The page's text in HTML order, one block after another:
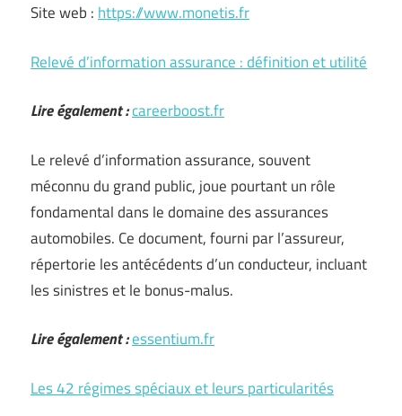
Site web : https://www.monetis.fr
Relevé d’information assurance : définition et utilité
Lire également :careerboost.fr
Le relevé d’information assurance, souvent
méconnu du grand public, joue pourtant un rôle
fondamental dans le domaine des assurances
automobiles. Ce document, fourni par l’assureur,
répertorie les antécédents d’un conducteur, incluant
les sinistres et le bonus-malus.
Lire également :essentium.fr
Les 42 régimes spéciaux et leurs particularités